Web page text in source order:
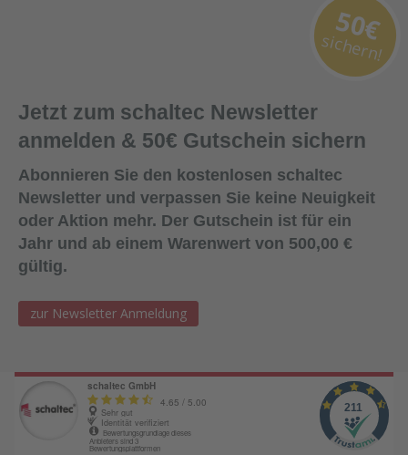
Jetzt zum schaltec Newsletter
anmelden & 50€ Gutschein sichern
Abonnieren Sie den kostenlosen schaltec
Newsletter und verpassen Sie keine Neuigkeit
oder Aktion mehr. Der Gutschein ist für ein
Jahr und ab einem Warenwert von 500,00 €
gültig.
zur Newsletter Anmeldung
50€
sichern!